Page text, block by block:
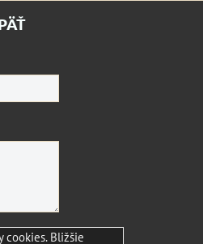
cookies. Bližšie